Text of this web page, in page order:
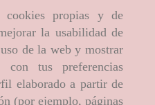
propias y de
la usabilidad de
de la web y mostrar
con tus preferencias
elaborado a partir de
(por ejemplo, páginas